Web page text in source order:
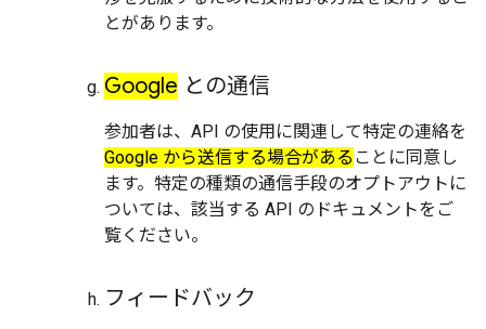
とがあります。
Google との通信
参加者は、API の使用に関連して特定の連絡を
Google から送信する場合がある ことに同意し
ます。特定の種類の通信手段のオプトアウトに
ついては、該当する API のドキュメントをご
覧ください。
フィードバック